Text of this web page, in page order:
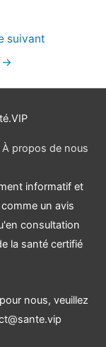
suivant
→
À propos de nous
informatif et
un avis
consultation
la santé certifié
nous, veuillez